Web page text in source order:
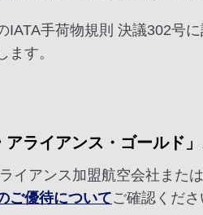
IATA手荷物規則 決議302号
ます。
アライアンス・ゴールド
イアンス加盟航空会社また
ご優待についてご確認くださ